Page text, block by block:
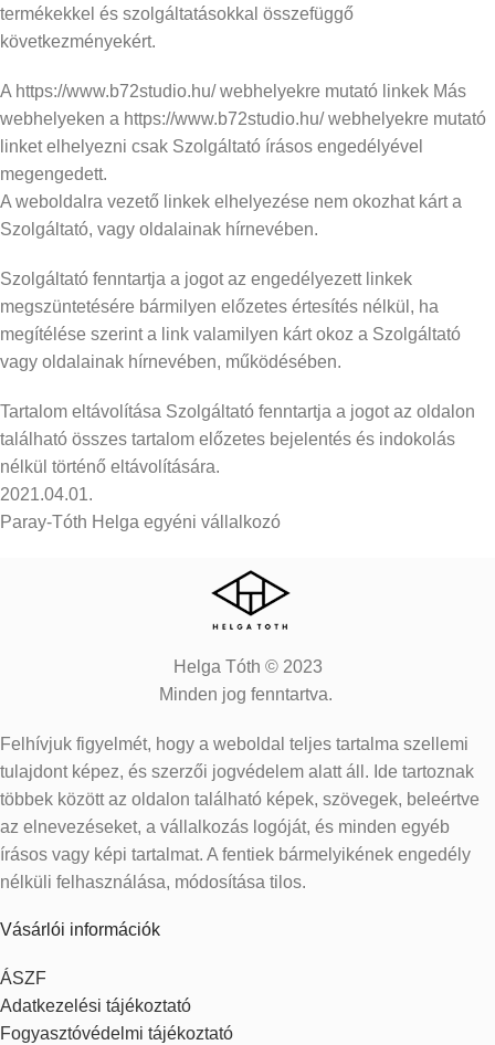
termékekkel és szolgáltatásokkal összefüggő
következményekért.
A https://www.b72studio.hu/ webhelyekre mutató linkek Más
webhelyeken a https://www.b72studio.hu/ webhelyekre mutató
linket elhelyezni csak Szolgáltató írásos engedélyével
megengedett.
A weboldalra vezető linkek elhelyezése nem okozhat kárt a
Szolgáltató, vagy oldalainak hírnevében.
Szolgáltató fenntartja a jogot az engedélyezett linkek
megszüntetésére bármilyen előzetes értesítés nélkül, ha
megítélése szerint a link valamilyen kárt okoz a Szolgáltató
vagy oldalainak hírnevében, működésében.
Tartalom eltávolítása Szolgáltató fenntartja a jogot az oldalon
található összes tartalom előzetes bejelentés és indokolás
nélkül történő eltávolítására.
2021.04.01.
Paray-Tóth Helga egyéni vállalkozó
Helga Tóth © 2023
Minden jog fenntartva.
Felhívjuk figyelmét, hogy a weboldal teljes tartalma szellemi
tulajdont képez, és szerzői jogvédelem alatt áll. Ide tartoznak
többek között az oldalon található képek, szövegek, beleértve
az elnevezéseket, a vállalkozás logóját, és minden egyéb
írásos vagy képi tartalmat. A fentiek bármelyikének engedély
nélküli felhasználása, módosítása tilos.
Vásárlói információk
ÁSZF
Adatkezelési tájékoztató
Fogyasztóvédelmi tájékoztató